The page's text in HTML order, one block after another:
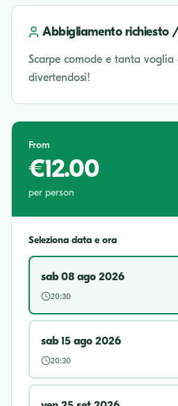
Abbigliamento richiesto
Scarpe comode e tanta voglia
divertendosi!
From
€12.00
per person
Seleziona data e ora
sab 08 ago 2026
20:30
sab 15 ago 2026
20:30